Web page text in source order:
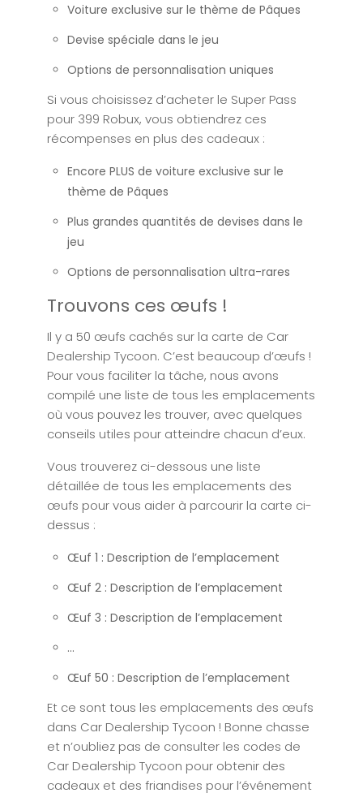
Voiture exclusive sur le thème de Pâques
Devise spéciale dans le jeu
Options de personnalisation uniques
Si vous choisissez d’acheter le Super Pass
pour 399 Robux, vous obtiendrez ces
récompenses en plus des cadeaux :
Encore PLUS de voiture exclusive sur le
thème de Pâques
Plus grandes quantités de devises dans le
jeu
Options de personnalisation ultra-rares
Trouvons ces œufs !
Il y a 50 œufs cachés sur la carte de Car
Dealership Tycoon. C’est beaucoup d’œufs !
Pour vous faciliter la tâche, nous avons
compilé une liste de tous les emplacements
où vous pouvez les trouver, avec quelques
conseils utiles pour atteindre chacun d’eux.
Vous trouverez ci-dessous une liste
détaillée de tous les emplacements des
œufs pour vous aider à parcourir la carte ci-
dessus :
Œuf 1 : Description de l’emplacement
Œuf 2 : Description de l’emplacement
Œuf 3 : Description de l’emplacement
...
Œuf 50 : Description de l’emplacement
Et ce sont tous les emplacements des œufs
dans Car Dealership Tycoon ! Bonne chasse
et n’oubliez pas de consulter les codes de
Car Dealership Tycoon pour obtenir des
cadeaux et des friandises pour l’événement